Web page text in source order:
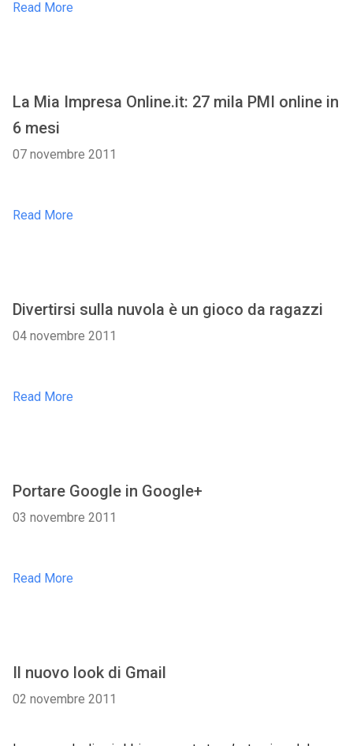
Read More
La Mia Impresa Online.it: 27 mila PMI online in
6 mesi
07 novembre 2011
Read More
Divertirsi sulla nuvola è un gioco da ragazzi
04 novembre 2011
Read More
Portare Google in Google+
03 novembre 2011
Read More
Il nuovo look di Gmail
02 novembre 2011